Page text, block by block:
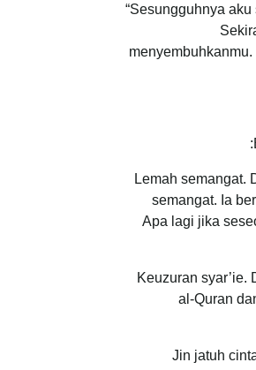
“Sesungguhnya
Lemah semangat.
semangat. Ia
Apa lagi jika
Keuzuran syar’ie.
al-Quran
Jin jatuh